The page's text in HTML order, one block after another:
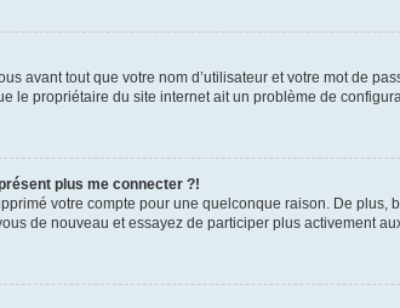
avant tout que votre nom d’utilisateur et votre mot de
le propriétaire du site internet ait un problème de
plus me connecter ?!
votre compte pour une quelconque raison. De
de nouveau et essayez de participer plus activement